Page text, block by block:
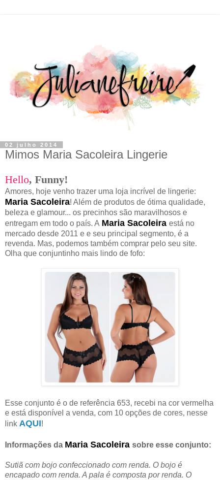
02 julho 2014
Mimos Maria Sacoleira Lingerie
Hello, Funny!
Amores, hoje venho trazer uma loja incrível de lingerie:
Maria Sacoleira! Além de produtos de ótima qualidade,
beleza e glamour... os precinhos são maravilhosos e
entregam em todo o país. A Maria Sacoleira está no
mercado desde 2011 e e seu principal segmento, é a
revenda. Mas, podemos também comprar pelo seu site.
Olha que conjuntinho mais lindo de fofo:
Esse conjunto é o de referência 653, recebi na cor vermelha
e está disponível a venda, com 10 opções de cores, nesse
link AQUI!
Informações da Maria Sacoleira sobre esse conjunto:
Sutiã com bojo confeccionado com renda. O bojo é
encapado com renda. A pala é composta por renda. O